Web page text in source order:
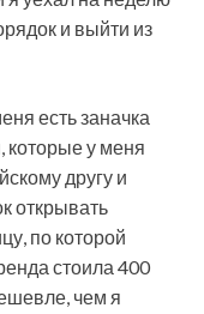
и выйти из
есть заначка
которые у меня
другу и
открывать
по которой
стоила 400
чем я